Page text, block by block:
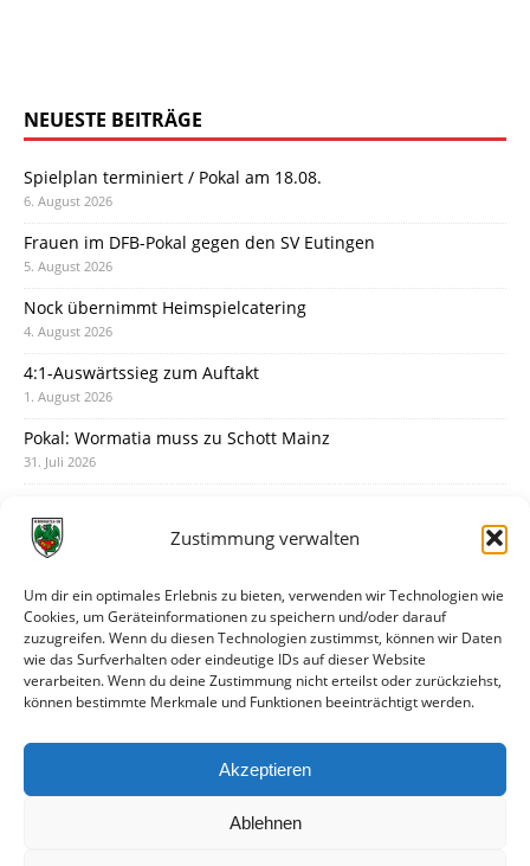
Zustimmung verwalten
Um dir ein optimales Erlebnis zu bieten, verwenden wir Technologien wie
Cookies, um Geräteinformationen zu speichern und/oder darauf
zuzugreifen. Wenn du diesen Technologien zustimmst, können wir Daten
wie das Surfverhalten oder eindeutige IDs auf dieser Website
verarbeiten. Wenn du deine Zustimmung nicht erteilst oder zurückziehst,
können bestimmte Merkmale und Funktionen beeinträchtigt werden.
Akzeptieren
Ablehnen
NEUESTE BEITRÄGE
Spielplan terminiert / Pokal am 18.08.
6. August 2026
Frauen im DFB-Pokal gegen den SV Eutingen
5. August 2026
Nock übernimmt Heimspielcatering
4. August 2026
4:1-Auswärtssieg zum Auftakt
1. August 2026
Pokal: Wormatia muss zu Schott Mainz
31. Juli 2026
30. Juli 2026
28. Juli 2026
Neuer Rückensponsor
28. Juli 2026
Neue Podcast-Folge: So tickt Björn!
Eindrücke vom Stadionfest
27. Juli 2026